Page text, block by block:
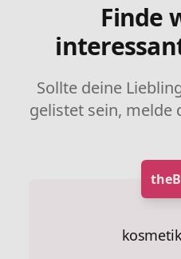
Finde
Sollte deine
gelistet sein, melde